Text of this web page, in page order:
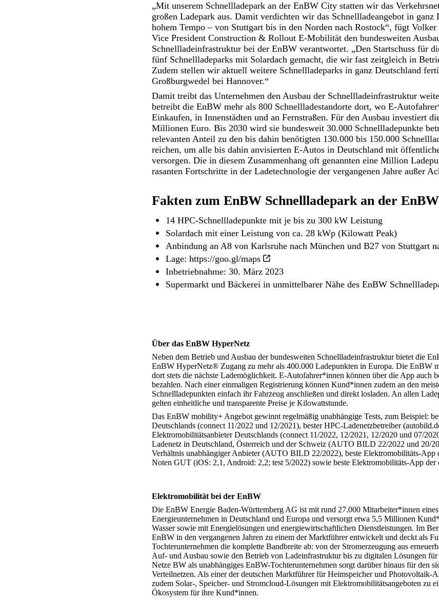
„Mit unserem Schnellladepark an der EnBW City statten wir das
großen Ladepark aus. Damit verdichten wir das Schnellladeangebot in ganz
hohem Tempo – von Stuttgart bis in den Norden nach Rostock“, fügt
Vice President Construction & Rollout E-Mobilität den bundesweiten
Schnellladeinfrastruktur bei der EnBW verantwortet. „Den Startschuss für
fünf Schnellladeparks mit Solardach gemacht, die wir fast zeitgleich in
Zudem stellen wir aktuell weitere Schnellladeparks in ganz Deutschland
Großburgwedel bei Hannover.“
Damit treibt das Unternehmen den Ausbau der Schnellladeinfrastruktur
betreibt die EnBW mehr als 800 Schnellladestandorte dort, wo E-
Einkaufen, in Innenstädten und an Fernstraßen. Für den Ausbau investiert
Millionen Euro. Bis 2030 wird sie bundesweit 30.000 Schnellladepunkte
relevanten Anteil zu den bis dahin benötigten 130.000 bis 150.000
reichen, um alle bis dahin anvisierten E-Autos in Deutschland mit
versorgen. Die in diesem Zusammenhang oft genannten eine Million
rasanten Fortschritte in der Ladetechnologie der vergangenen Jahre außer
Fakten zum EnBW Schnellladepark an der
14 HPC-Schnellladepunkte mit je bis zu 300 kW Leistung
Solardach mit einer Leistung von ca. 28 kWp (Kilowatt Peak)
Anbindung an A8 von Karlsruhe nach München und B27 von Stuttgart
Lage: https://goo.gl/maps
Inbetriebnahme: 30. März 2023
Supermarkt und Bäckerei in unmittelbarer Nähe des EnBW
Über das EnBW HyperNetz
Neben dem Betrieb und Ausbau der bundesweiten Schnellladeinfrastruktur bietet die
EnBW HyperNetz® Zugang zu mehr als 400.000 Ladepunkten in Europa. Die EnBW
dort stets die nächste Lademöglichkeit. E-Autofahrer*innen können über die App auch
bezahlen. Nach einer einmaligen Registrierung können Kund*innen zudem an den
Schnellladepunkten einfach ihr Fahrzeug anschließen und direkt losladen. An allen
gelten einheitliche und transparente Preise je Kilowattstunde.
Das EnBW mobility+ Angebot gewinnt regelmäßig unabhängige Tests, zum Beispiel:
Deutschlands (connect 11/2022 und 12/2021), bester HPC-Ladenetzbetreiber
Elektromobilitätsanbieter Deutschlands (connect 11/2022, 12/2021, 12/2020 und 07/
Ladenetz in Deutschland, Österreich und der Schweiz (AUTO BILD 22/2022 und 20/
Verhältnis unabhängiger Anbieter (AUTO BILD 22/2022), beste Elektromobilitäts-App
Noten GUT (iOS: 2,1, Android: 2,2; test 5/2022) sowie beste Elektromobilitäts-App der
Elektromobilität bei der EnBW
Die EnBW Energie Baden-Württemberg AG ist mit rund 27.000 Mitarbeiter*innen
Energieunternehmen in Deutschland und Europa und versorgt etwa 5,5 Millionen
Wasser sowie mit Energielösungen und energiewirtschaftlichen Dienstleistungen. Im
EnBW in den vergangenen Jahren zu einem der Marktführer entwickelt und deckt als
Tochterunternehmen die komplette Bandbreite ab: von der Stromerzeugung aus
Auf- und Ausbau sowie den Betrieb von Ladeinfrastruktur bis zu digitalen Lösungen
Netze BW als unabhängiges EnBW-Tochterunternehmen sorgt darüber hinaus für den
Verteilnetzen. Als einer der deutschen Marktführer für Heimspeicher und Photovoltaik-
zudem Solar-, Speicher- und Stromcloud-Lösungen mit Elektromobilitätsangeboten zu
Ökosystem für ihre Kund*innen.